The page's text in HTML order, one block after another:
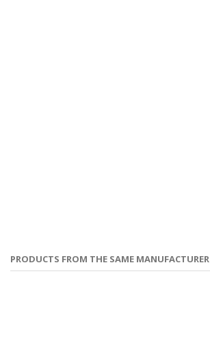
PRODUCTS FROM THE SAME MANUFACTURER